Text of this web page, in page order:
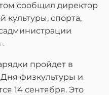
сообщил директор
культуры, спорта,
.
пройдет в
физкультуры и
14 сентября. Это